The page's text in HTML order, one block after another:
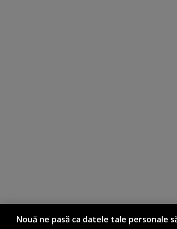
Nouă ne pasă ca datele tale personale